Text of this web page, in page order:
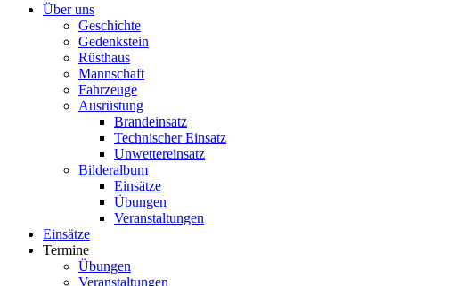
Über uns
Geschichte
Gedenkstein
Rüsthaus
Mannschaft
Fahrzeuge
Ausrüstung
Brandeinsatz
Technischer Einsatz
Unwettereinsatz
Bilderalbum
Einsätze
Übungen
Veranstaltungen
Einsätze
Termine
Übungen
Veranstaltungen